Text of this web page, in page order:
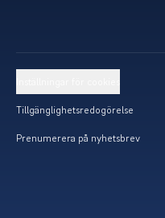
Tillgänglighetsredogörelse
Prenumerera på nyhetsbrev